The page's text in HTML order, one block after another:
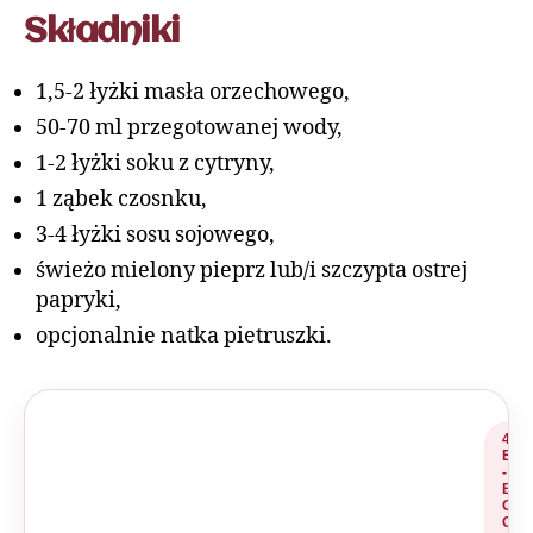
Składniki
1,5-2 łyżki masła orzechowego,
50-70 ml przegotowanej wody,
1-2 łyżki soku z cytryny,
1 ząbek czosnku,
3-4 łyżki sosu sojowego,
świeżo mielony pieprz lub/i szczypta ostrej
papryki,
opcjonalnie natka pietruszki.
4
E
-
B
O
O